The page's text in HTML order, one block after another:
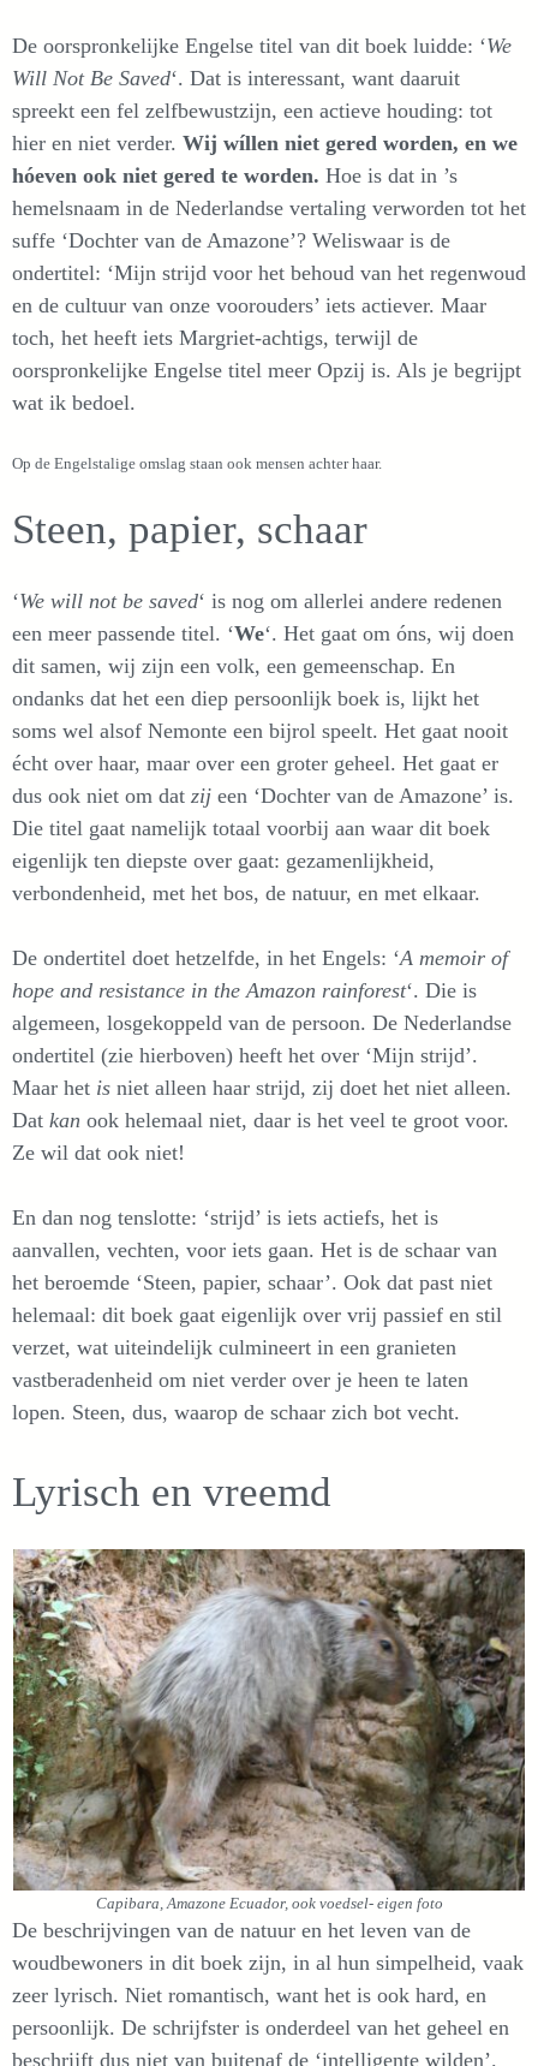
De oorspronkelijke Engelse titel van dit boek luidde: ‘We
Will Not Be Saved‘. Dat is interessant, want daaruit
spreekt een fel zelfbewustzijn, een actieve houding: tot
hier en niet verder. Wij wíllen niet gered worden, en we
hóeven ook niet gered te worden. Hoe is dat in ’s
hemelsnaam in de Nederlandse vertaling verworden tot het
suffe ‘Dochter van de Amazone’? Weliswaar is de
ondertitel: ‘Mijn strijd voor het behoud van het regenwoud
en de cultuur van onze voorouders’ iets actiever. Maar
toch, het heeft iets Margriet-achtigs, terwijl de
oorspronkelijke Engelse titel meer Opzij is. Als je begrijpt
wat ik bedoel.
Op de Engelstalige omslag staan ook mensen achter haar.
Steen, papier, schaar
‘We will not be saved‘ is nog om allerlei andere redenen
een meer passende titel. ‘We‘. Het gaat om óns, wij doen
dit samen, wij zijn een volk, een gemeenschap. En
ondanks dat het een diep persoonlijk boek is, lijkt het
soms wel alsof Nemonte een bijrol speelt. Het gaat nooit
écht over haar, maar over een groter geheel. Het gaat er
dus ook niet om dat zij een ‘Dochter van de Amazone’ is.
Die titel gaat namelijk totaal voorbij aan waar dit boek
eigenlijk ten diepste over gaat: gezamenlijkheid,
verbondenheid, met het bos, de natuur, en met elkaar.
De ondertitel doet hetzelfde, in het Engels: ‘A memoir of
hope and resistance in the Amazon rainforest‘. Die is
algemeen, losgekoppeld van de persoon. De Nederlandse
ondertitel (zie hierboven) heeft het over ‘Mijn strijd’.
Maar het is niet alleen haar strijd, zij doet het niet alleen.
Dat kan ook helemaal niet, daar is het veel te groot voor.
Ze wil dat ook niet!
En dan nog tenslotte: ‘strijd’ is iets actiefs, het is
aanvallen, vechten, voor iets gaan. Het is de schaar van
het beroemde ‘Steen, papier, schaar’. Ook dat past niet
helemaal: dit boek gaat eigenlijk over vrij passief en stil
verzet, wat uiteindelijk culmineert in een granieten
vastberadenheid om niet verder over je heen te laten
lopen. Steen, dus, waarop de schaar zich bot vecht.
Lyrisch en vreemd
Capibara, Amazone Ecuador, ook voedsel- eigen foto
De beschrijvingen van de natuur en het leven van de
woudbewoners in dit boek zijn, in al hun simpelheid, vaak
zeer lyrisch. Niet romantisch, want het is ook hard, en
persoonlijk. De schrijfster is onderdeel van het geheel en
beschrijft dus niet van buitenaf de ‘intelligente wilden’.